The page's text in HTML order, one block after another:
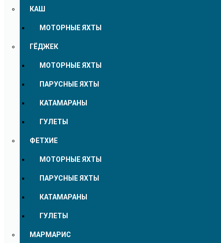
КАШ
МОТОРНЫЕ ЯХТЫ
ГЁДЖЕК
МОТОРНЫЕ ЯХТЫ
ПАРУСНЫЕ ЯХТЫ
КАТАМАРАНЫ
ГУЛЕТЫ
ФЕТХИЕ
МОТОРНЫЕ ЯХТЫ
ПАРУСНЫЕ ЯХТЫ
КАТАМАРАНЫ
ГУЛЕТЫ
МАРМАРИС